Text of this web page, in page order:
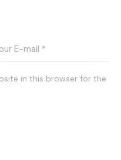
in this browser for the